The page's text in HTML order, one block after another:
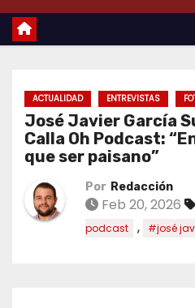
ACTUALIDAD ENTREVISTAS
José Javier García
Calla Oh Podcast:
que ser paisano”
Por Redacción
Feb 20, 2026
podcast
, #josé